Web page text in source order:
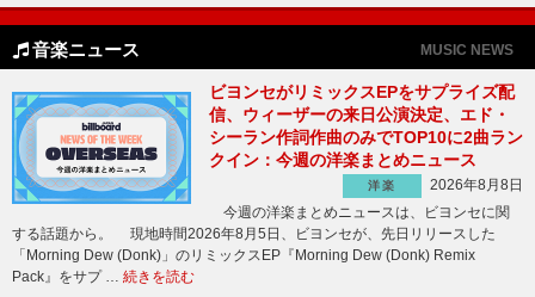
音楽ニュース MUSIC NEWS
ビヨンセがリミックスEPをサプライズ配
信、ウィーザーの来日公演決定、エド・
シーラン作詞作曲のみでTOP10に2曲ラン
クイン：今週の洋楽まとめニュース
洋楽
2026年8月8日
今週の洋楽まとめニュースは、ビヨンセに関
する話題から。 現地時間2026年8月5日、ビヨンセが、先日リリースした
「Morning Dew (Donk)」のリミックスEP『Morning Dew (Donk) Remix
Pack』をサプ … 続きを読む